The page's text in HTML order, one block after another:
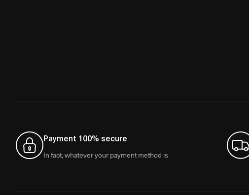
Payment 100% secure
In fact, whatever your payment method is